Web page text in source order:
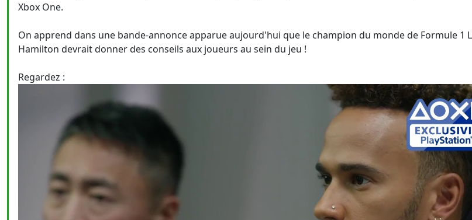
Xbox One.
On apprend dans une bande-annonce apparue aujourd'hui que le champion du monde de Formule 1
Hamilton devrait donner des conseils aux joueurs au sein du jeu !
Regardez :